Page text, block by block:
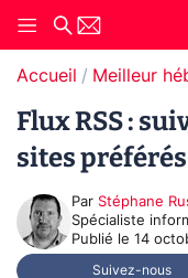
Accueil Meilleur
Flux RSS :
sites préférés
Par Stéphane
Spécialiste
Publié le 14
Suivez-nous